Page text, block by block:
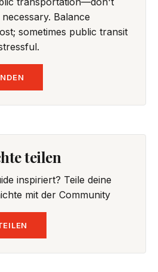
Balance
sometimes public transit
teilen
inspiriert? Teile deine
mit der Community